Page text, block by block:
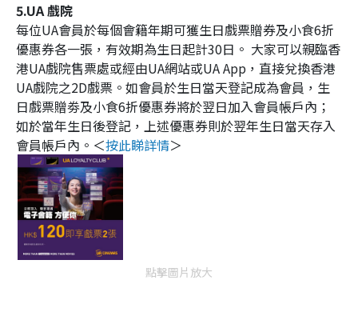
5.UA戲院
每位UA會員於每個會籍年期可獲生日戲票贈券及小食6折
優惠券各一張，有效期為生日起計30日。 大家可以親臨香
港UA戲院售票處或經由UA網站或UA App，直接兌換香港
UA戲院之2D戲票。如會員於生日當天登記成為會員，生
日戲票贈劵及小食6折優惠券將於翌日加入會員帳戶內；
如於當年生日後登記，上述優惠券則於翌年生日當天存入
會員帳戶內。＜按此睇詳情＞
點擊圖片放大